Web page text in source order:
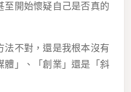
至開始懷疑自己是否真的
法不對，還是我根本沒有
體」、「創業」還是「斜